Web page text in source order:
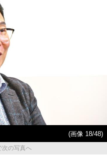
(画像 18/48)
次の写真へ